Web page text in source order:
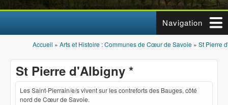
Navigation
Vous êtes ici
Accueil » Arts et Histoire : Communes de Cœur de Savoie » St Pierre
St Pierre d'Albigny *
Les Saint-Pierrain/e/s vivent sur les contreforts des Bauges, côté
nord de Cœur de Savoie.